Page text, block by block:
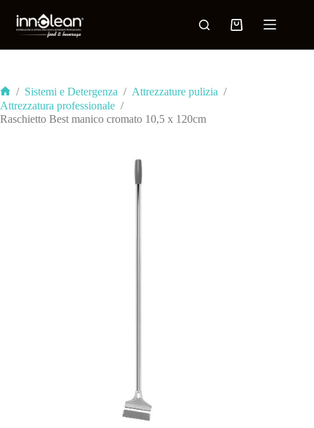
/ Sistemi e Detergenza / Attrezzature pulizia /
Attrezzatura professionale /
Raschietto Best manico cromato 10,5 x 120cm